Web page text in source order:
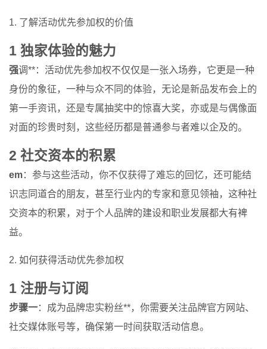
1. 了解活动优先参加权的价值
1 独家体验的魅力
强调**：活动优先参加权不仅仅是一张入场券，它更是一种
身份的象征，一种与众不同的体验，无论是新品发布会上的
第一手资讯，还是专属抽奖中的惊喜大奖，亦或是与偶像面
对面的珍贵时刻，这些经历都是普通参与者难以企及的。
2 社交资本的积累
em：参与这些活动，你不仅获得了难忘的回忆，还可能结
识志同道合的朋友，甚至行业内的专家和意见领袖，这种社
交资本的积累，对于个人品牌的建设和职业发展都大有裨
益。
2. 如何获得活动优先参加权
1 注册与订阅
步骤一：成为品牌忠实粉丝**，你需要关注品牌官方网站、
社交媒体账号等，确保第一时间获取活动信息。